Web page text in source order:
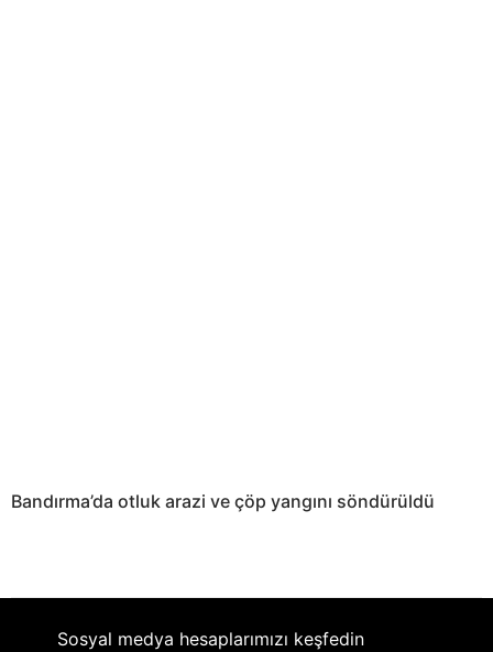
Bandırma’da otluk arazi ve çöp yangını söndürüldü
Sosyal medya hesaplarımızı keşfedin